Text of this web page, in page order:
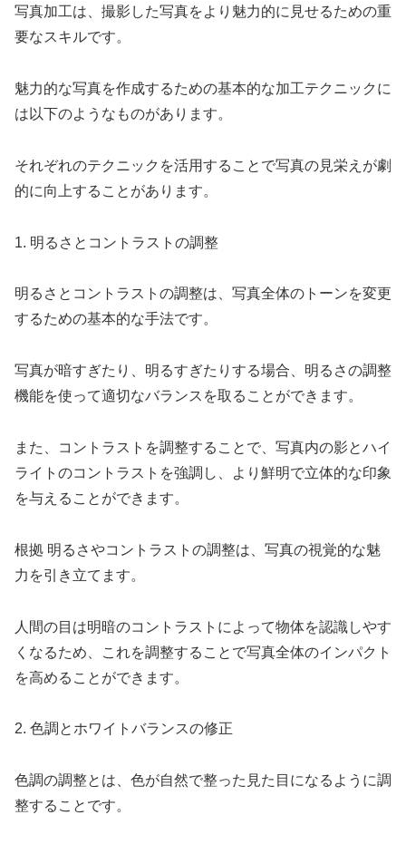
写真加工は、撮影した写真をより魅力的に見せるための重
要なスキルです。
魅力的な写真を作成するための基本的な加工テクニックに
は以下のようなものがあります。
それぞれのテクニックを活用することで写真の見栄えが劇
的に向上することがあります。
1. 明るさとコントラストの調整
明るさとコントラストの調整は、写真全体のトーンを変更
するための基本的な手法です。
写真が暗すぎたり、明るすぎたりする場合、明るさの調整
機能を使って適切なバランスを取ることができます。
また、コントラストを調整することで、写真内の影とハイ
ライトのコントラストを強調し、より鮮明で立体的な印象
を与えることができます。
根拠 明るさやコントラストの調整は、写真の視覚的な魅
力を引き立てます。
人間の目は明暗のコントラストによって物体を認識しやす
くなるため、これを調整することで写真全体のインパクト
を高めることができます。
2. 色調とホワイトバランスの修正
色調の調整とは、色が自然で整った見た目になるように調
整することです。